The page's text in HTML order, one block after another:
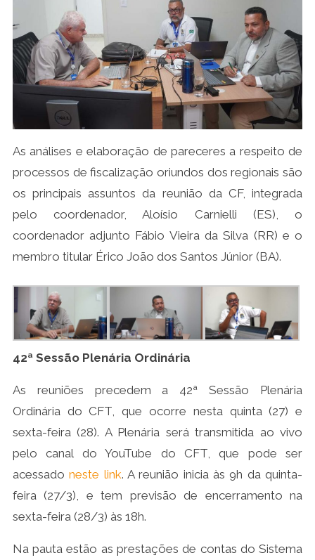
As análises e elaboração de pareceres a respeito de
processos de fiscalização oriundos dos regionais são
os principais assuntos da reunião da CF, integrada
pelo coordenador, Aloísio Carnielli (ES), o
coordenador adjunto Fábio Vieira da Silva (RR) e o
membro titular Érico João dos Santos Júnior (BA).
42ª Sessão Plenária Ordinária
As reuniões precedem a 42ª Sessão Plenária
Ordinária do CFT, que ocorre nesta quinta (27) e
sexta-feira (28). A Plenária será transmitida ao vivo
pelo canal do YouTube do CFT, que pode ser
acessadoneste link. A reunião inicia às 9h da quinta-
feira (27/3), e tem previsão de encerramento na
sexta-feira (28/3) às 18h.
Na pauta estão as prestações de contas do Sistema